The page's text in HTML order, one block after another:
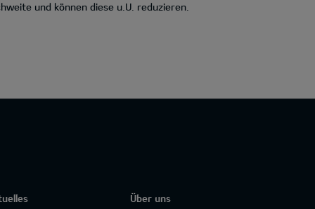
und können diese u.U. reduzieren.
Über uns